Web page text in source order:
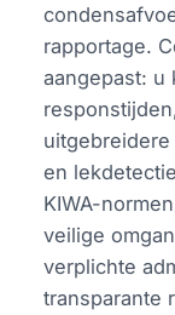
rapportage.
aangepast: u
en
KIWA-
veilige
verplichte
transparante